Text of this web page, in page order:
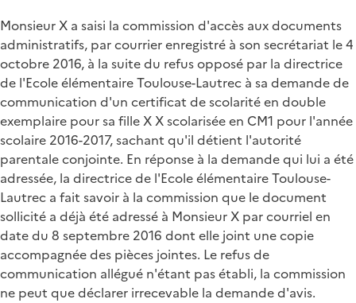
Monsieur X a saisi la commission d'accès aux documents
administratifs, par courrier enregistré à son secrétariat le 4
octobre 2016, à la suite du refus opposé par la directrice
de l'Ecole élémentaire Toulouse-Lautrec à sa demande de
communication d'un certificat de scolarité en double
exemplaire pour sa fille X X scolarisée en CM1 pour l'année
scolaire 2016-2017, sachant qu'il détient l'autorité
parentale conjointe. En réponse à la demande qui lui a été
adressée, la directrice de l'Ecole élémentaire Toulouse-
Lautrec a fait savoir à la commission que le document
sollicité a déjà été adressé à Monsieur X par courriel en
date du 8 septembre 2016 dont elle joint une copie
accompagnée des pièces jointes. Le refus de
communication allégué n'étant pas établi, la commission
ne peut que déclarer irrecevable la demande d'avis.